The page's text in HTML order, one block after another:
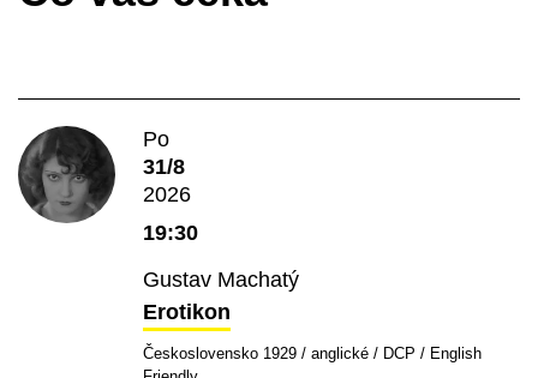
Po
31/8
2026
19:30
Gustav Machatý
Erotikon
Československo 1929 / anglické / DCP / English